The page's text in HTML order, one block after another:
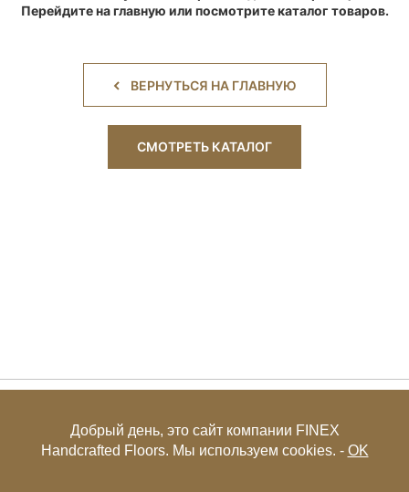
Перейдите на главную или посмотрите каталог товаров.
ВЕРНУТЬСЯ НА ГЛАВНУЮ
СМОТРЕТЬ КАТАЛОГ
Добрый день, это сайт компании FINEX
Handcrafted Floors. Мы используем cookies. - OK